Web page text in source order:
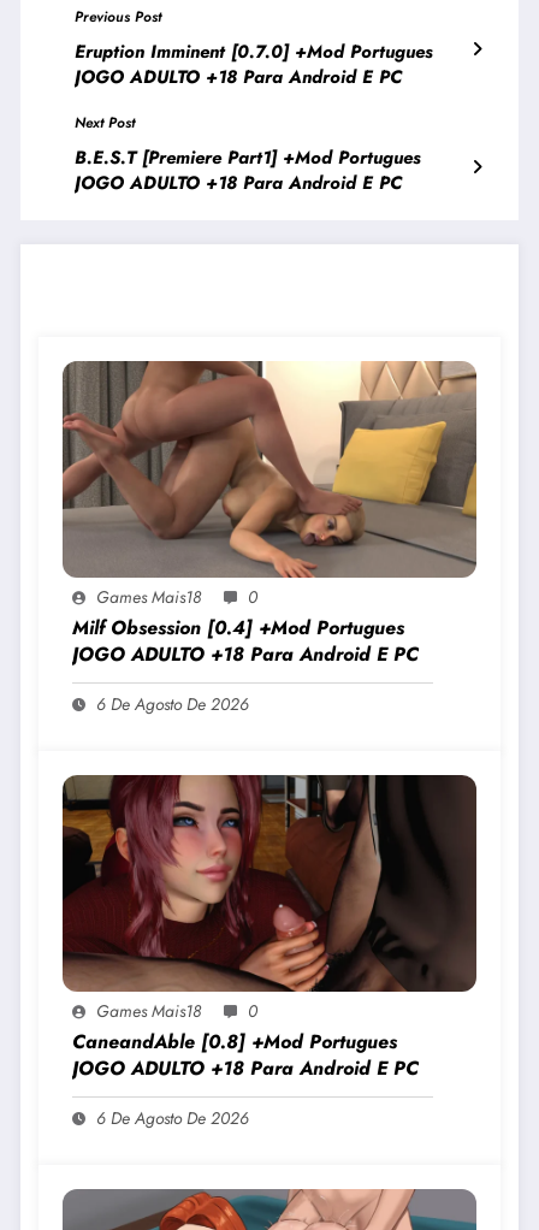
Previous Post
Eruption Imminent [0.7.0] +Mod Portugues
JOGO ADULTO +18 Para Android E PC
Next Post
B.e.s.t [Premiere Part1] +Mod Portugues
JOGO ADULTO +18 Para Android E PC
Games Mais18 0
Milf Obsession [0.4] +Mod Portugues
JOGO ADULTO +18 Para Android E PC
6 De Agosto De 2026
Games Mais18 0
CaneandAble [0.8] +Mod Portugues
JOGO ADULTO +18 Para Android E PC
6 De Agosto De 2026